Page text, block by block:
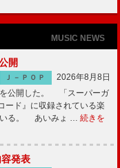
MUSIC NEWS
開
Ｊ－ＰＯＰ
2026年8月8日
公開した。 「スーパーガ
ード』に収録されている楽
いる。 あいみょ … 続きを
発表